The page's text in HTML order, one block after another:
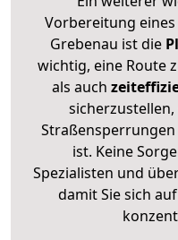
Vorbereitung
Grebenau ist die
wichtig, eine Route
als auch
ist. Keine
Spezialisten und
damit Sie sich